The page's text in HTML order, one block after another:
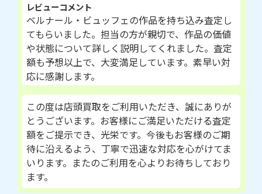
レビューコメント
ベルナール・ビュッフェの作品を持ち込み査定し
てもらいました。担当の方が親切で、作品の価値
や状態について詳しく説明してくれました。査定
額も予想以上で、大変満足しています。素早い対
応に感謝します。
この度は店頭買取をご利用いただき、誠にありが
とうございます。お客様にご満足いただける査定
額をご提示でき、光栄です。今後もお客様のご期
待に沿えるよう、丁寧で迅速な対応を心がけてま
いります。またのご利用を心よりお待ちしており
ます。